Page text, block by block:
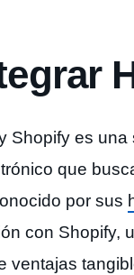
Shopify es
que
por sus
con Shopify,
ventajas